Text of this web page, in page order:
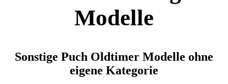
Modelle
Sonstige Puch Oldtimer Modelle ohne
eigene Kategorie